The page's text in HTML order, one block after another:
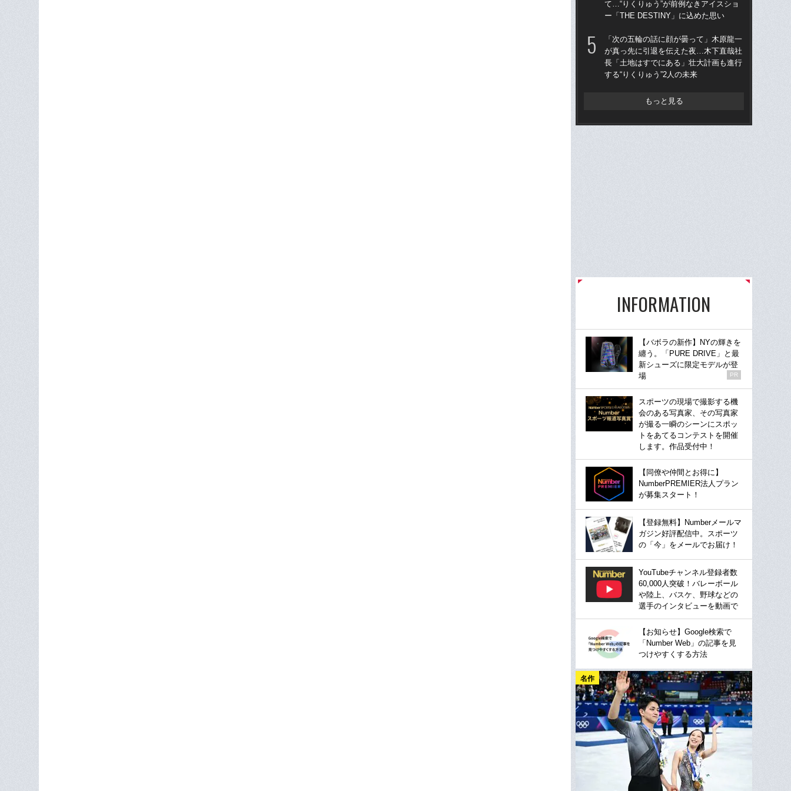
て…“りくりゅう”が前例なきアイスショ
ー「THE DESTINY」に込めた思い
「次の五輪の話に顔が曇って」木原龍一
が真っ先に引退を伝えた夜…木下直哉社
長「土地はすでにある」壮大計画も進行
する“りくりゅう”2人の未来
もっと見る
INFORMATION
【バボラの新作】NYの輝きを
纏う。「PURE DRIVE」と最
新シューズに限定モデルが登
場
PR
スポーツの現場で撮影する機
会のある写真家、その写真家
が撮る一瞬のシーンにスポッ
トをあてるコンテストを開催
します。作品受付中！
【同僚や仲間とお得に】
NumberPREMIER法人プラン
が募集スタート！
【登録無料】Numberメールマ
ガジン好評配信中。スポーツ
の「今」をメールでお届け！
YouTubeチャンネル登録者数
60,000人突破！バレーボール
や陸上、バスケ、野球などの
選手のインタビューを動画で
【お知らせ】Google検索で
「Number Web」の記事を見
つけやすくする方法
名作